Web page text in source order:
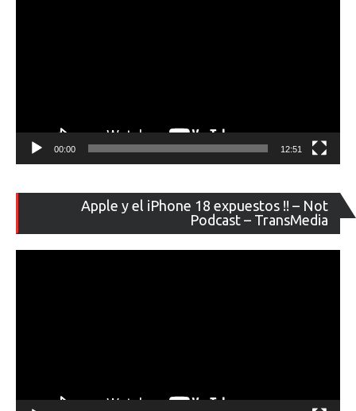
00:00 12:51
Apple y el iPhone 18 expuestos !! – Not
Podcast – TransMedia
de